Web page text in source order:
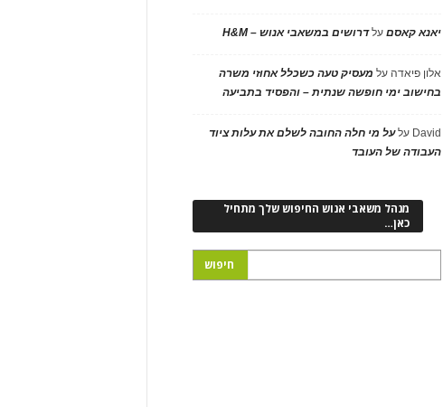
יאנא קאסםעלדרושים במשאבי אנוש – H&M
אלון פיאדה על מעסיק טעה כשכלל אחוזי משרה
בחישוב ימי חופשה שנתית – והפסיד בתביעה
David עלעל מי חלה החובה לשלם את עלות ציוד
העבודה של העובד
מנהל משאבי אנוש החיפוש שלך מתחיל
כאן…